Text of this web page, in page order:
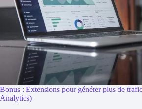
Bonus : Extensions pour générer plus de
Analytics)